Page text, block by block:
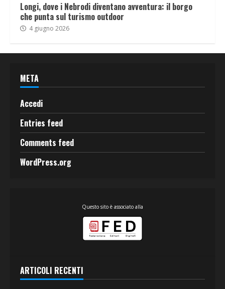
Longi, dove i Nebrodi diventano avventura: il borgo
che punta sul turismo outdoor
4 giugno 2026
META
Accedi
Entries feed
Comments feed
WordPress.org
Questo sito è associato alla
ARTICOLI RECENTI